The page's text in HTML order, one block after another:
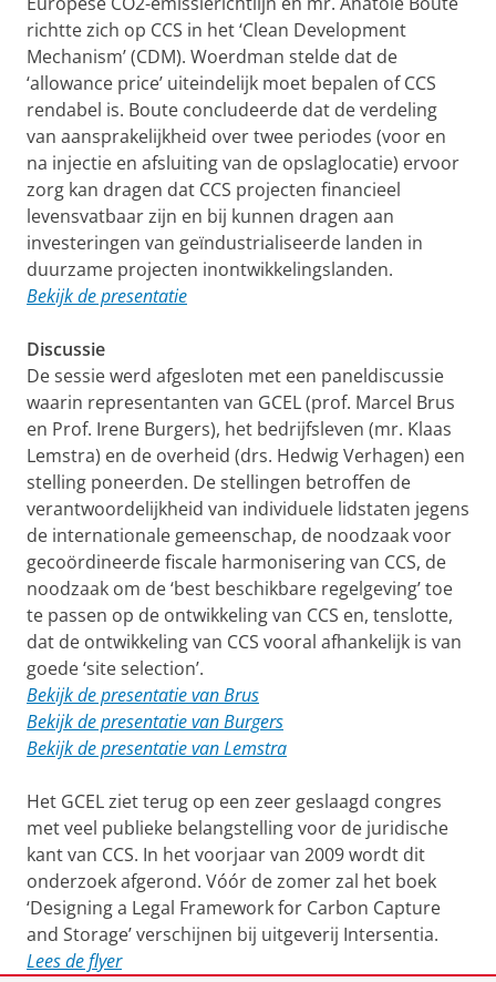
richtte zich op CCS in het ‘Clean Development
Mechanism’ (CDM). Woerdman stelde dat de
‘allowance price’ uiteindelijk moet bepalen of CCS
rendabel is. Boute concludeerde dat de verdeling
van aansprakelijkheid over twee periodes (voor en
na injectie en afsluiting van de opslaglocatie) ervoor
zorg kan dragen dat CCS projecten financieel
levensvatbaar zijn en bij kunnen dragen aan
investeringen van geïndustrialiseerde landen in
duurzame projecten inontwikkelingslanden.
Bekijk de presentatie
Discussie
De sessie werd afgesloten met een paneldiscussie
waarin representanten van GCEL (prof. Marcel Brus
en Prof. Irene Burgers), het bedrijfsleven (mr. Klaas
Lemstra) en de overheid (drs. Hedwig Verhagen) een
stelling poneerden. De stellingen betroffen de
verantwoordelijkheid van individuele lidstaten jegens
de internationale gemeenschap, de noodzaak voor
gecoördineerde fiscale harmonisering van CCS, de
noodzaak om de ‘best beschikbare regelgeving’ toe
te passen op de ontwikkeling van CCS en, tenslotte,
dat de ontwikkeling van CCS vooral afhankelijk is van
goede ‘site selection’.
Bekijk de presentatie van Brus
Bekijk de presentatie van Burgers
Bekijk de presentatie van Lemstra
Het GCEL ziet terug op een zeer geslaagd congres
met veel publieke belangstelling voor de juridische
kant van CCS. In het voorjaar van 2009 wordt dit
onderzoek afgerond. Vóór de zomer zal het boek
‘Designing a Legal Framework for Carbon Capture
and Storage’ verschijnen bij uitgeverij Intersentia.
Lees de flyer